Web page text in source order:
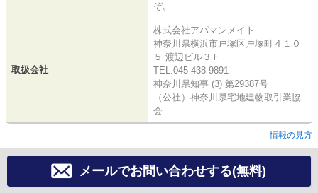
ぞ。
取扱会社
株式会社アパマンメイト
神奈川県横浜市戸塚区戸塚町４１０
５ 渡辺ビル３Ｆ
TEL:045-438-9891
神奈川県知事 (3) 第29387号
（公社）神奈川県宅地建物取引業協
会
情報の見方
メールでお問い合わせする(無料)